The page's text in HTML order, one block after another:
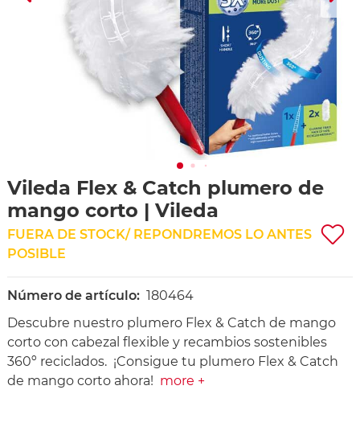
Vileda Flex & Catch plumero de
mango corto | Vileda
FUERA DE STOCK/ REPONDREMOS LO ANTES
POSIBLE
Número de artículo: 180464
Descubre nuestro plumero Flex & Catch de mango
corto con cabezal flexible y recambios sostenibles
360º reciclados. ¡Consigue tu plumero Flex & Catch
de mango corto ahora! more +